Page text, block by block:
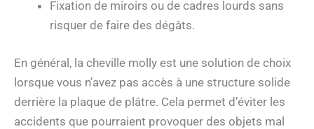
Fixation de miroirs ou de cadres lourds sans
risquer de faire des dégâts.
En général, la cheville molly est une solution de choix
lorsque vous n’avez pas accès à une structure solide
derrière la plaque de plâtre. Cela permet d’éviter les
accidents que pourraient provoquer des objets mal